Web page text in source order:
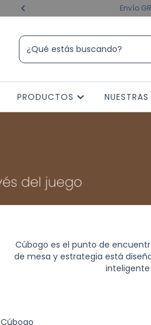
Envío
PRODUCTOS
Cúbogo es el punto de
de mesa y estrategia está
Cúbogo